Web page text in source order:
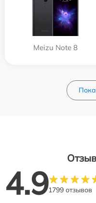
Meizu Note 8
4.91799 отзывов